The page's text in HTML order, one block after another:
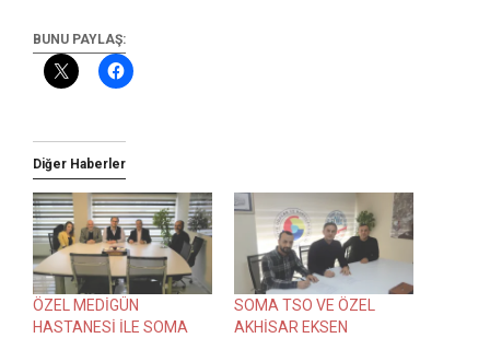
BUNU PAYLAŞ:
Diğer Haberler
ÖZEL MEDİGÜN
HASTANESİ İLE SOMA
SOMA TSO VE ÖZEL
AKHİSAR EKSEN